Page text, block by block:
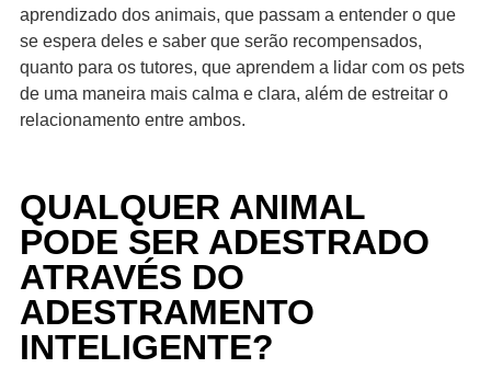
aprendizado dos animais, que passam a entender o que
se espera deles e saber que serão recompensados,
quanto para os tutores, que aprendem a lidar com os pets
de uma maneira mais calma e clara, além de estreitar o
relacionamento entre ambos.
QUALQUER ANIMAL
PODE SER ADESTRADO
ATRAVÉS DO
ADESTRAMENTO
INTELIGENTE?